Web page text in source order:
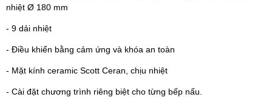
nhiệt Ø 180 mm
- 9 dải nhiệt
- Điều khiển bằng cảm ứng và khóa an toàn
- Mặt kính ceramic Scott Ceran, chịu nhiệt
- Cài đặt chương trình riêng biệt cho từng bếp nấu.